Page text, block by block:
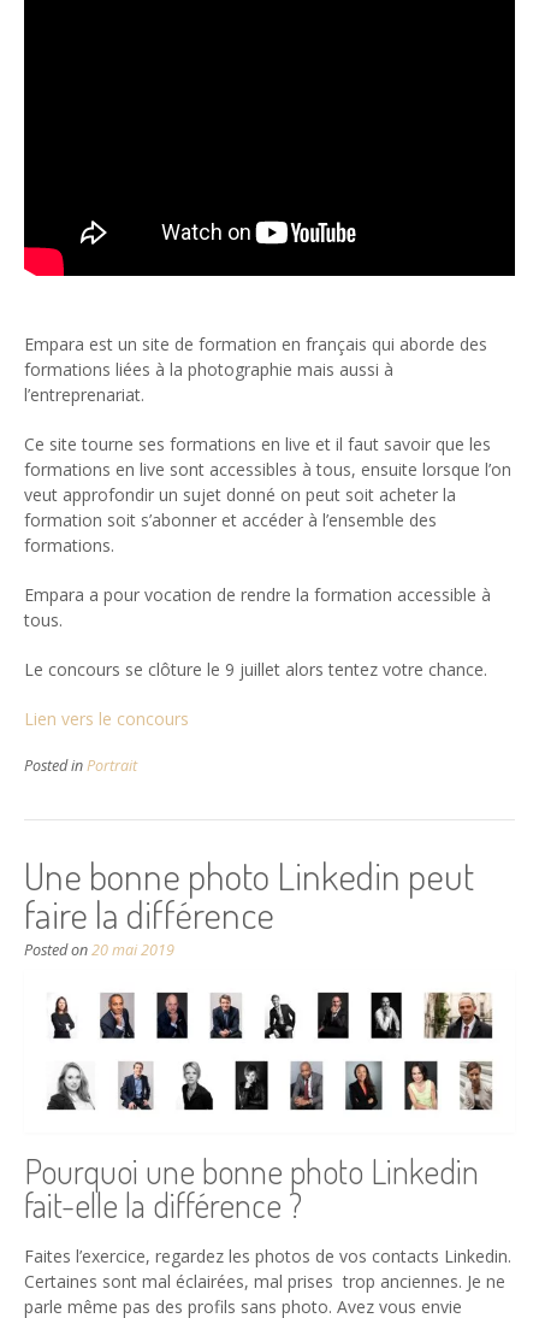
Empara est un site de formation en français qui aborde des
formations liées à la photographie mais aussi à
l’entreprenariat.
Ce site tourne ses formations en live et il faut savoir que les
formations en live sont accessibles à tous, ensuite lorsque l’on
veut approfondir un sujet donné on peut soit acheter la
formation soit s’abonner et accéder à l’ensemble des
formations.
Empara a pour vocation de rendre la formation accessible à
tous.
Le concours se clôture le 9 juillet alors tentez votre chance.
Lien vers le concours
Posted inPortrait
Une bonne photo Linkedin peut
faire la différence
Posted on20 mai 2019
Pourquoi une bonne photo Linkedin
fait-elle la différence ?
Faites l’exercice, regardez les photos de vos contacts Linkedin.
Certaines sont mal éclairées, mal prises trop anciennes. Je ne
parle même pas des profils sans photo. Avez vous envie